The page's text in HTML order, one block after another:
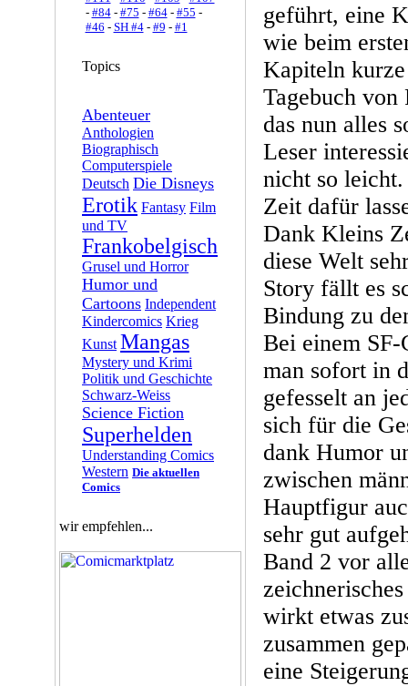
- #84- #75 - #64- #55 -
#46 - SH #4- #9 - #1
Topics
Abenteuer
Anthologien
Biographisch
Computerspiele
Deutsch Die Disneys
Erotik Fantasy Film
und TV
Frankobelgisch
Grusel und Horror
Humor und
Cartoons Independent
Kindercomics Krieg
Kunst Mangas
Mystery und Krimi
Politik und Geschichte
Schwarz-Weiss
Science Fiction
Superhelden
Understanding Comics
Western Die aktuellen
Comics
wir empfehlen...
geführt, eine
wie beim
Kapiteln
Tagebuch von
das nun alles
Leser
nicht so
Zeit dafür
Dank Kleins
diese Welt
Story fällt es
Bindung zu
Bei einem SF-
man sofort in
gefesselt an
sich für die
dank Humor
zwischen
Hauptfigur
sehr gut
Band 2 vor
wirkt etwas
zusammen
eine